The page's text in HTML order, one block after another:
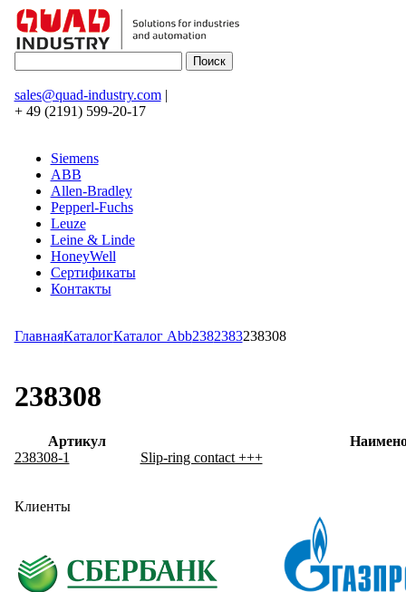
sales@quad-industry.com|
+ 49 (2191) 599-20-17
Siemens
ABB
Allen-Bradley
Pepperl-Fuchs
Leuze
Leine & Linde
HoneyWell
Сертификаты
Контакты
ГлавнаяКаталогКаталог Abb2382383238308
238308
Артикул
238308-1
Slip-ring contact +++
Клиенты